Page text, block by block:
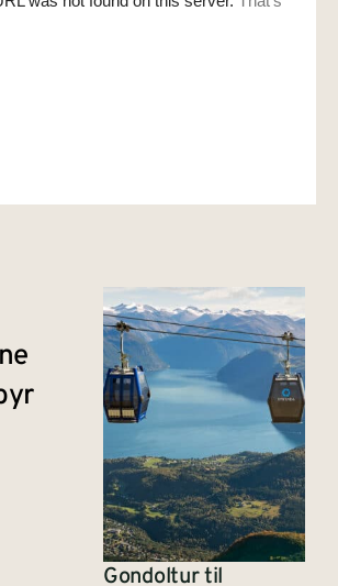
Gondoltur til